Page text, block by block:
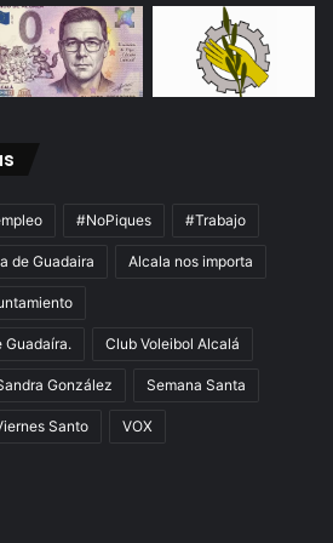
#NoPiques #Trabajo
de Guadaira Alcala nos importa
Guadaíra. Club Voleibol Alcalá
González Semana Santa
Santo VOX